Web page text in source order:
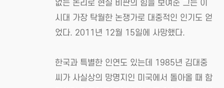
없는 논리로 현실 비판의 힘을 보여준 그는 이
시대 가장 탁월한 논쟁가로 대중적인 인기도 얻
었다. 2011년 12월 15일에 사망했다.
한국과 특별한 인연도 있는데 1985년 김대중
씨가 사실상의 망명지인 미국에서 돌아올 때 함